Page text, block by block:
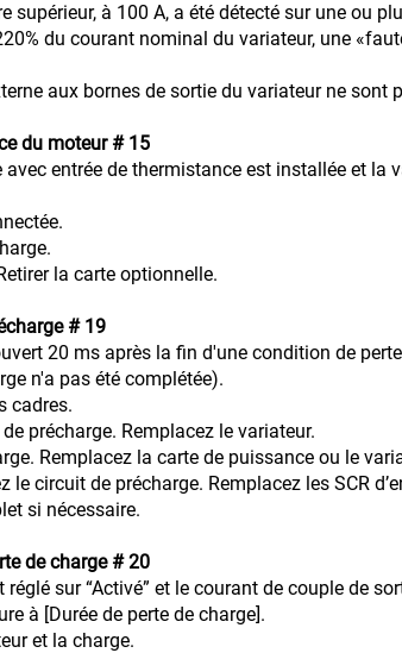
supérieur, à 100 A, a été détecté sur une ou
du courant nominal du variateur, une
aux bornes de sortie du variateur ne sont
du moteur # 15
entrée de thermistance est installée et la
connectée.
charge.
la carte optionnelle.
# 19
20 ms après la fin d'une condition de
n'a pas été complétée).
des cadres.
précharge. Remplacez le variateur.
Remplacez la carte de puissance ou le
de précharge. Remplacez les SCR
si nécessaire.
de charge # 20
sur “Activé” et le courant de couple de
à [Durée de perte de charge].
et la charge.